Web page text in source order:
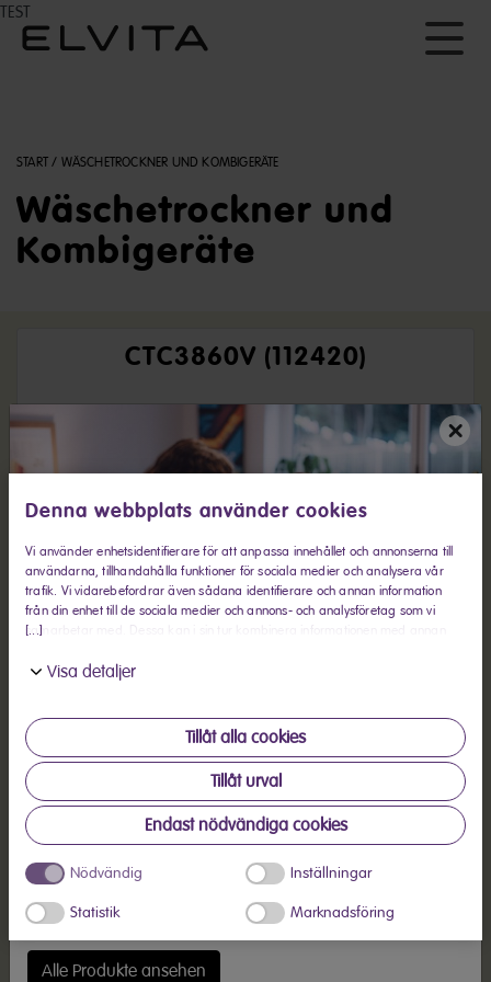
TEST
Denna webbplats använder cookies
[...]
Vi använder enhetsidentifierare för att anpassa innehållet och annonserna till
användarna, tillhandahålla funktioner för sociala medier och analysera vår
trafik. Vi vidarebefordrar även sådana identifierare och annan information
från din enhet till de sociala medier och annons- och analysföretag som vi
samarbetar med. Dessa kan i sin tur kombinera informationen med annan
använt deras tjänster.
Visa detaljer
Tillåt alla cookies
Tillåt urval
Endast nödvändiga cookies
Nödvändig Inställningar
Statistik Marknadsföring
START / WÄSCHETROCKNER UND KOMBIGERÄTE
Wäschetrockner und
Kombigeräte
CTC3860V (112420)
CTC7107V (115949)
CTT3802V (112435)
CTT7100V (116002)
×
Erhältlich in Österreich
Derzeit wird in Österreich eine begrenzte Anzahl von
Elvita-Produkten verkauft.
Zu den Produkten
Alle Produkte
Möchten Sie alle Elvita-Produkte sehen? Noch sind nicht
alle Produkte in Österreich erhältlich.
Alle Produkte ansehen